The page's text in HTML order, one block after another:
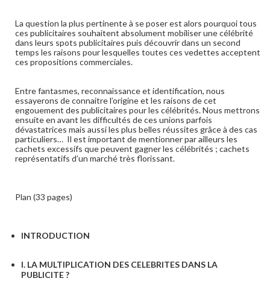
La question la plus pertinente à se poser est alors pourquoi tous
ces publicitaires souhaitent absolument mobiliser une célébrité
dans leurs spots publicitaires puis découvrir dans un second
temps les raisons pour lesquelles toutes ces vedettes acceptent
ces propositions commerciales.
Entre fantasmes, reconnaissance et identification, nous
essayerons de connaitre l’origine et les raisons de cet
engouement des publicitaires pour les célébrités. Nous mettrons
ensuite en avant les difficultés de ces unions parfois
dévastatrices mais aussi les plus belles réussites grâce à des cas
particuliers… Il est important de mentionner par ailleurs les
cachets excessifs que peuvent gagner les célébrités ; cachets
représentatifs d’un marché très florissant.
Plan (33 pages)
INTRODUCTION
I. LA MULTIPLICATION DES CELEBRITES DANS LA
PUBLICITE ?